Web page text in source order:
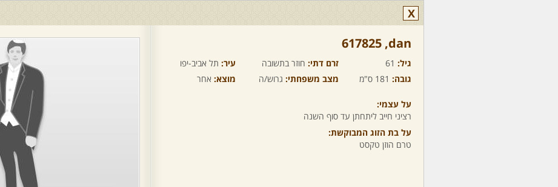
X
dan,‏ 617825
גיל: 61 זרם דתי: חוזר בתשובה עיר: תל אביב-יפו
גובה: 181 ס"מ מצב משפחתי: גרוש/ה מוצא: אחר
על עצמי:
רציני חייב ליתחתן עד סוף השנה
על בת הזוג המבוקשת:
טרם הוזן טקסט